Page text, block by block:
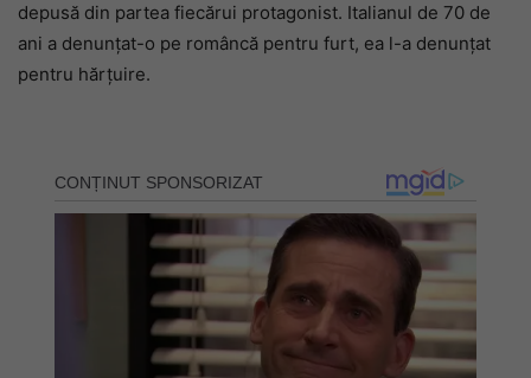
depusă din partea fiecărui protagonist. Italianul de 70 de
ani a denunțat-o pe româncă pentru furt, ea l-a denunțat
pentru hărțuire.